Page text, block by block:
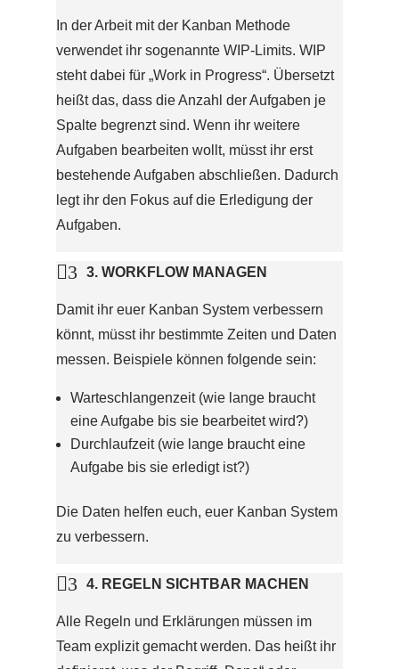
In der Arbeit mit der Kanban Methode
verwendet ihr sogenannte WIP-Limits. WIP
steht dabei für „Work in Progress“. Übersetzt
heißt das, dass die Anzahl der Aufgaben je
Spalte begrenzt sind. Wenn ihr weitere
Aufgaben bearbeiten wollt, müsst ihr erst
bestehende Aufgaben abschließen. Dadurch
legt ihr den Fokus auf die Erledigung der
Aufgaben.
3 3. WORKFLOW MANAGEN
Damit ihr euer Kanban System verbessern
könnt, müsst ihr bestimmte Zeiten und Daten
messen. Beispiele können folgende sein:
Warteschlangenzeit (wie lange braucht
eine Aufgabe bis sie bearbeitet wird?)
Durchlaufzeit (wie lange braucht eine
Aufgabe bis sie erledigt ist?)
Die Daten helfen euch, euer Kanban System
zu verbessern.
3 4. REGELN SICHTBAR MACHEN
Alle Regeln und Erklärungen müssen im
Team explizit gemacht werden. Das heißt ihr